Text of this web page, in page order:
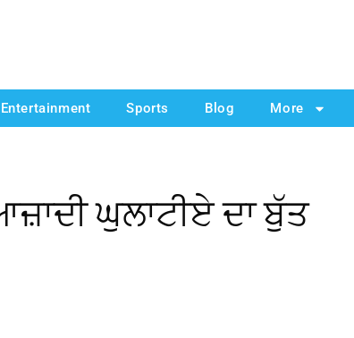
Entertainment Sports Blog More
ਘੁਲਾਟੀਏ ਦਾ ਬੁੱਤ